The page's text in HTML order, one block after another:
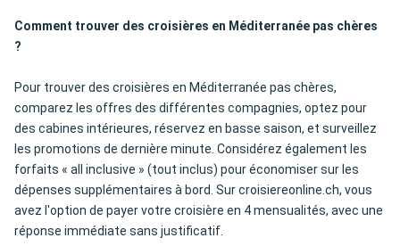
Comment trouver des croisières en Méditerranée pas chères
?
Pour trouver des croisières en Méditerranée pas chères,
comparez les offres des différentes compagnies, optez pour
des cabines intérieures, réservez en basse saison, et surveillez
les promotions de dernière minute. Considérez également les
forfaits « all inclusive » (tout inclus) pour économiser sur les
dépenses supplémentaires à bord. Sur croisiereonline.ch, vous
avez l'option de payer votre croisière en 4 mensualités, avec une
réponse immédiate sans justificatif.